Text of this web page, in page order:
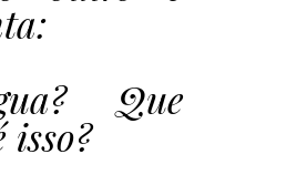
Que
isso?